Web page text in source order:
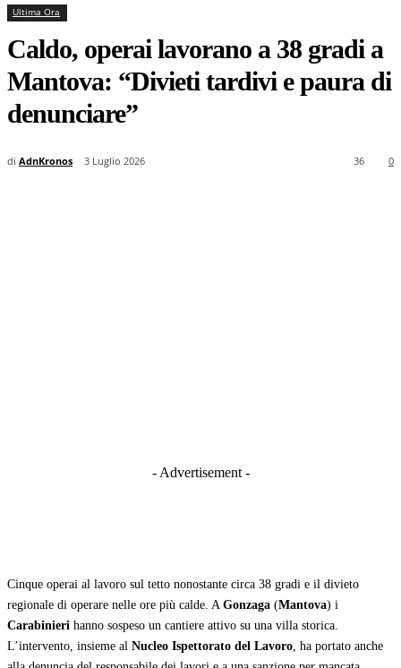
Ultima Ora
Caldo, operai lavorano a 38 gradi a
Mantova: “Divieti tardivi e paura di
denunciare”
di AdnKronos 3 Luglio 2026 0
36
- Advertisement -
Cinque operai al lavoro sul tetto nonostante circa 38 gradi e il divieto
regionale di operare nelle ore più calde. A Gonzaga (Mantova) i
Carabinieri hanno sospeso un cantiere attivo su una villa storica.
L’intervento, insieme al Nucleo Ispettorato del Lavoro, ha portato anche